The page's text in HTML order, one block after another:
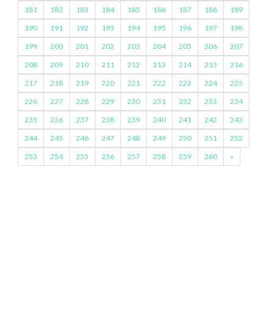
181
182 183 184 185 186 187 188
189
190
191 192 193 194 195 196 197
198
199
200 201 202 203 204 205 206
207
208
209 210 211 212 213 214 215
216
217
218 219 220 221 222 223 224
225
226
227 228 229 230 231 232 233
234
235
236 237 238 239 240 241 242
243
244
245 246 247 248 249 250 251
252
253
254 255 256 257 258 259 260 »